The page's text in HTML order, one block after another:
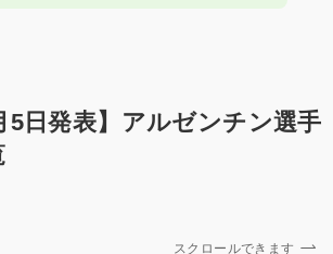
5日発表】アルゼンチン選手
スクロールできます